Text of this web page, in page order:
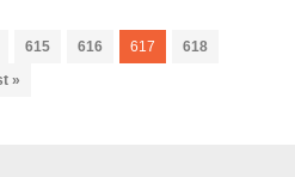
615 616 617
618
»